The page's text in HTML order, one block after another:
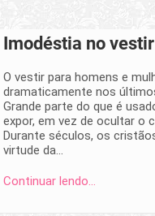
Imodéstia no vestir
O vestir para homens e
dramaticamente nos
Grande parte do que é
expor, em vez de ocultar o
Durante séculos, os
virtude da…
Continuar lendo…